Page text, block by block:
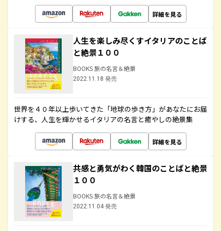
詳細を見る
人生を楽しみ尽くすイタリアのことば
と絶景１００
BOOKS 旅の名言＆絶景
2022.11.18 発売
世界を４０年以上歩いてきた「地球の歩き方」があなたにお届
けする、人生を輝かせるイタリアの名言と癒やしの絶景集
詳細を見る
共感と勇気がわく韓国のことばと絶景
１００
BOOKS 旅の名言＆絶景
2022.11.04 発売